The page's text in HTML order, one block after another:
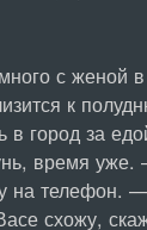
с женой
к
в город за
время
на телефон.
схожу,